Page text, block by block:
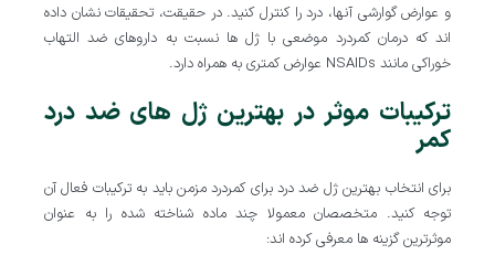
و عوارض گوارشی آنها، درد را کنترل کنید. در حقیقت، تحقیقات نشان داده
اند که درمان کمردرد موضعی با ژل ها نسبت به داروهای ضد التهاب
خوراکی مانند NSAIDs عوارض کمتری به همراه دارد.
ترکیبات موثر در بهترین ژل های ضد درد
کمر
برای انتخاب بهترین ژل ضد درد برای کمردرد مزمن باید به ترکیبات فعال آن
توجه کنید. متخصصان معمولا چند ماده شناخته شده را به عنوان
موثرترین گزینه ها معرفی کرده اند: